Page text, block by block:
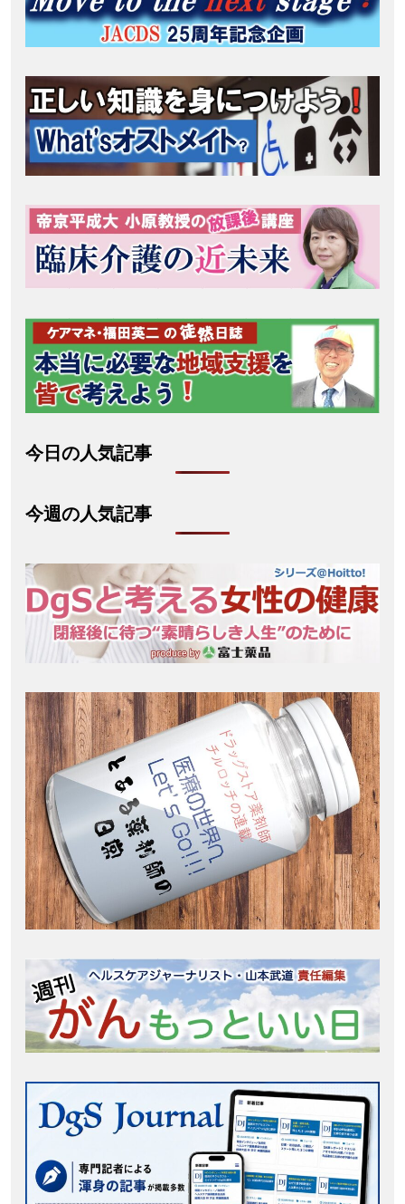
今日の人気記事
今週の人気記事